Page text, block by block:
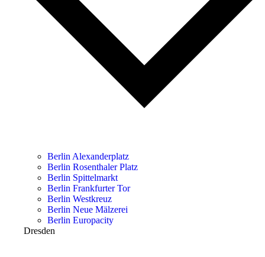
Berlin Alexanderplatz
Berlin Rosenthaler Platz
Berlin Spittelmarkt
Berlin Frankfurter Tor
Berlin Westkreuz
Berlin Neue Mälzerei
Berlin Europacity
Dresden